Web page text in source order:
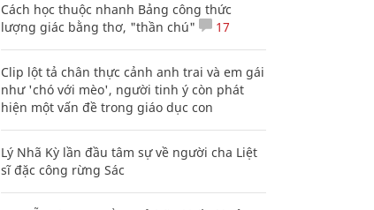
Cách học thuộc nhanh Bảng công thức
lượng giác bằng thơ, "thần chú"
17
Clip lột tả chân thực cảnh anh trai và em gái
như 'chó với mèo', người tinh ý còn phát
hiện một vấn đề trong giáo dục con
Lý Nhã Kỳ lần đầu tâm sự về người cha Liệt
sĩ đặc công rừng Sác